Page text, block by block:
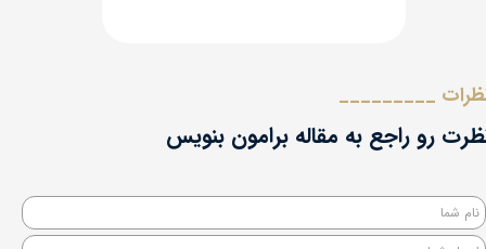
_________
رو راجع به مقاله برامون بنویس